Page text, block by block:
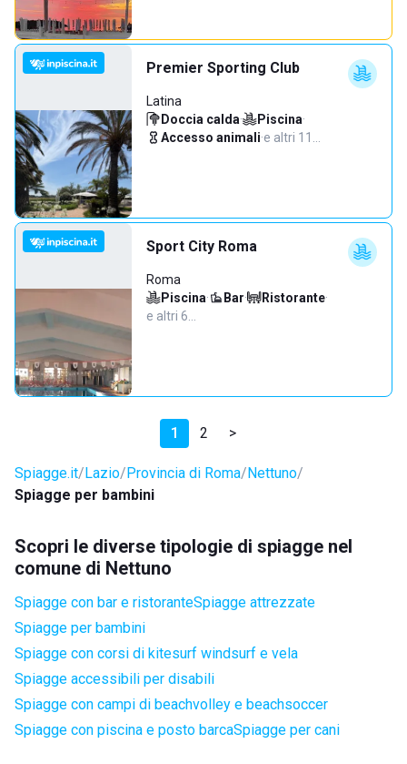
Premier Sporting Club
Latina
Doccia calda· Piscina·
Accesso animali·e altri 11…
Sport City Roma
Roma
Piscina· Bar· Ristorante·
e altri 6…
1 2 >
Spiagge.it Lazio Provincia di Roma Nettuno
Spiagge per bambini
Scopri le diverse tipologie di spiagge nel
comune di Nettuno
Spiagge con bar e ristoranteSpiagge attrezzate
Spiagge per bambini
Spiagge con corsi di kitesurf windsurf e vela
Spiagge accessibili per disabili
Spiagge con campi di beachvolley e beachsoccer
Spiagge con piscina e posto barcaSpiagge per cani